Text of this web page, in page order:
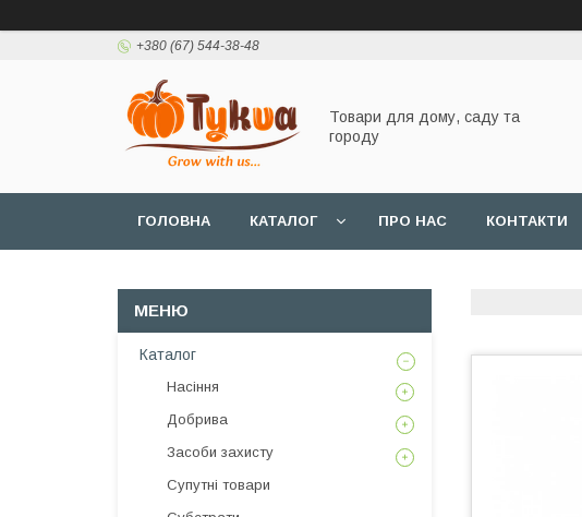
+380 (67) 544-38-48
Товари для дому, саду та
городу
ГОЛОВНА КАТАЛОГ ПРО НАС КОНТАКТИ
Каталог
Насіння
Добрива
Засоби захисту
Супутні товари